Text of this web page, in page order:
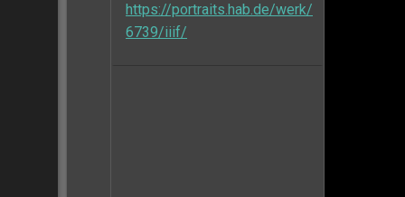
https://portraits.hab.de/werk/
6739/iiif/